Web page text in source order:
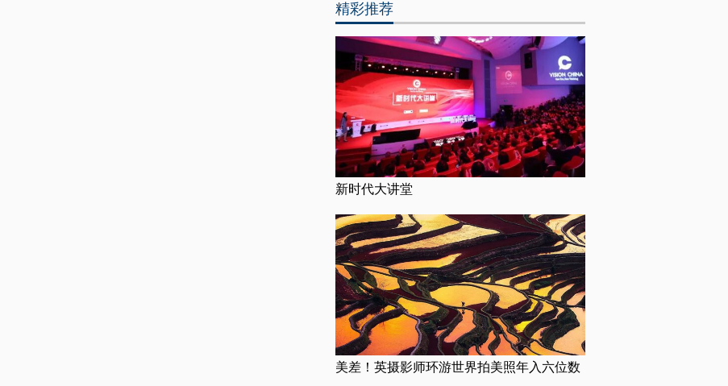
精彩推荐
新时代大讲堂
美差！英摄影师环游世界拍美照年入六位数